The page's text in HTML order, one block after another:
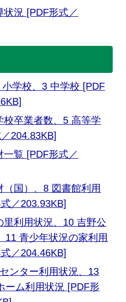
状況 [PDF形式／
学校、3 中学校 [PDF
校卒業者数、5 高等学
204.83KB]
一覧 [PDF形式／
（国）、8 図書館利用
／203.93KB]
里利用状況、10 吉野公
11 青少年状況の家利用
／204.46KB]
ンター利用状況、13
ーム利用状況 [PDF形